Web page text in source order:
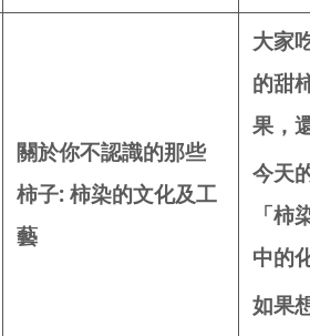
關於你不認識的那些
柿子: 柿染的文化及工
藝
大家
的甜
果，
今天
「
中的
如果